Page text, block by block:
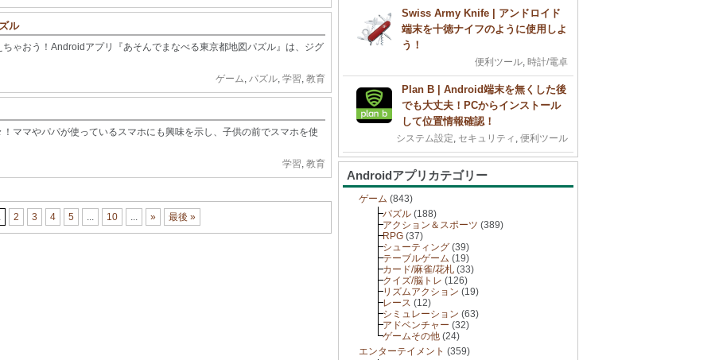
ル
ゃおう！Androidアプリ『あそんでまなべる東京都地図パズル』は、ジグ
ゲーム, パズル, 学習, 教育
ママやパパが使っているスマホにも興味を示し、子供の前でスマホを使
学習, 教育
2 3 4 5 ... 10 ... » 最後 »
Swiss Army Knife | アンドロイド
端末を十徳ナイフのように使用しよ
う！
便利ツール, 時計/電卓
Plan B | Android端末を無くした後
でも大丈夫！PCからインストール
して位置情報確認！
システム設定, セキュリティ , 便利ツール
Androidアプリカテゴリー
ゲーム (843)
パズル (188)
アクション＆スポーツ (389)
RPG (37)
シューティング (39)
テーブルゲーム (19)
カード/麻雀/花札 (33)
クイズ/脳トレ (126)
リズムアクション (19)
レース (12)
シミュレーション (63)
アドベンチャー (32)
ゲームその他 (24)
エンターテイメント (359)